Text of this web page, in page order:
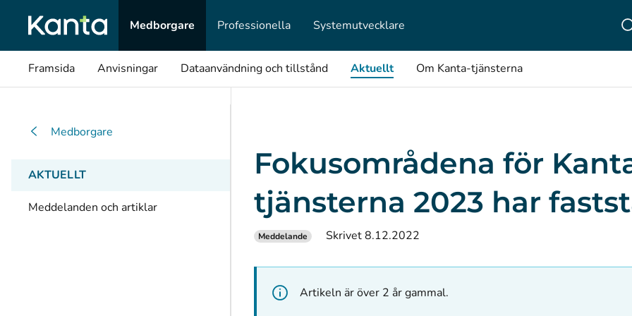
Medborgare
Professionella Systemutvecklare
Framsida Anvisningar Dataanvändning och tillstånd Aktuellt Om Kanta-tjänsterna
Medborgare
AKTUELLT
Meddelanden och artiklar
Fokusområdena för
tjänsterna 2023 har
Meddelande Skrivet 8.12.2022
Artikeln är över 2 år gammal.